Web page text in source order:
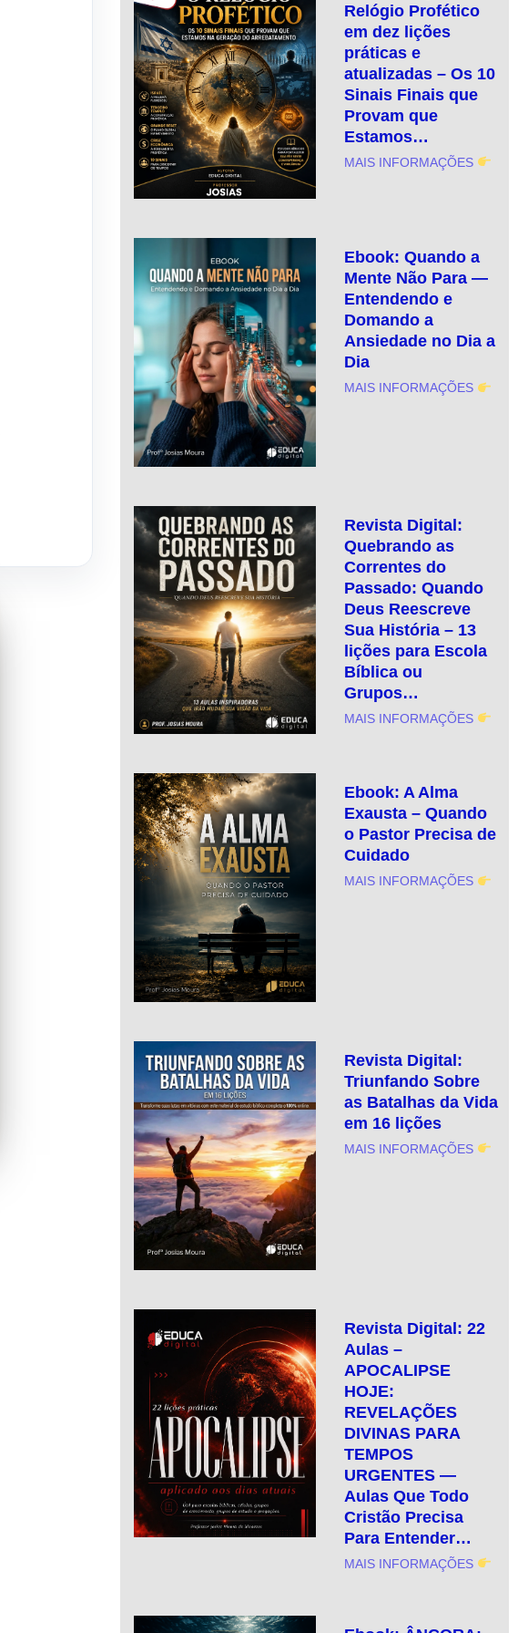
Relógio Profético
em dez lições
práticas e
atualizadas – Os 10
Sinais Finais que
Provam que
Estamos…
MAIS INFORMAÇÕES
Ebook: Quando a
Mente Não Para —
Entendendo e
Domando a
Ansiedade no Dia a
Dia
MAIS INFORMAÇÕES
Revista Digital:
Quebrando as
Correntes do
Passado: Quando
Deus Reescreve
Sua História – 13
lições para Escola
Bíblica ou
Grupos…
MAIS INFORMAÇÕES
Ebook: A Alma
Exausta – Quando
o Pastor Precisa de
Cuidado
MAIS INFORMAÇÕES
Revista Digital:
Triunfando Sobre
as Batalhas da Vida
em 16 lições
MAIS INFORMAÇÕES
Revista Digital: 22
Aulas –
APOCALIPSE
HOJE:
REVELAÇÕES
DIVINAS PARA
TEMPOS
URGENTES —
Aulas Que Todo
Cristão Precisa
Para Entender…
MAIS INFORMAÇÕES